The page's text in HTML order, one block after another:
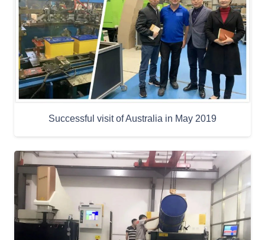
Successful visit of Australia in May 2019